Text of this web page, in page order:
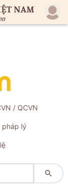
/ QCVN
pháp lý
